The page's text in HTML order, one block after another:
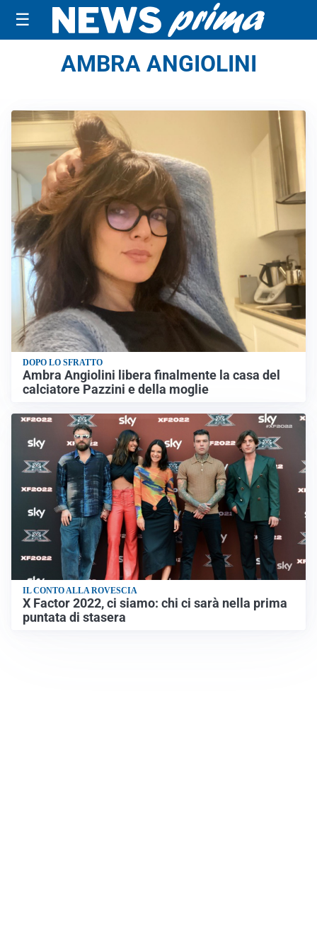
☰
AMBRA ANGIOLINI
DOPO LO SFRATTO
Ambra Angiolini libera finalmente la casa del
calciatore Pazzini e della moglie
IL CONTO ALLA ROVESCIA
X Factor 2022, ci siamo: chi ci sarà nella prima
puntata di stasera